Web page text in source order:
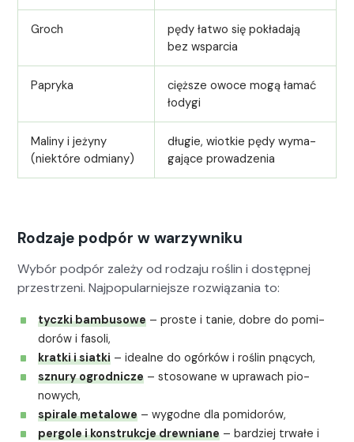
Groch
pędy łat­wo się pokłada­ją
bez wspar­cia
Papry­ka
cięższe owoce mogą łamać
łody­gi
Maliny i jeżyny
(niek­tóre odmi­any)
długie, wiotkie pędy wyma­
ga­jące prowadzenia
Rodzaje podpór w warzywniku
Wybór pod­pór zależy od rodza­ju roślin i dostęp­nej
przestrzeni. Najpop­u­larniejsze rozwiąza­nia to:
tycz­ki bam­bu­sowe– proste i tanie, dobre do pomi­
dorów i fasoli,
krat­ki i siat­ki– ide­alne do ogórków i roślin pną­cych,
sznury ogrod­nicze– stosowane w uprawach pio­
nowych,
spi­rale met­alowe– wygodne dla pomi­dorów,
per­gole i kon­strukc­je drew­ni­ane– bardziej trwałe i